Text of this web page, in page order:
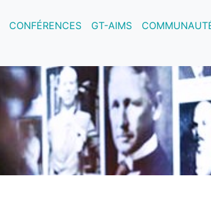
CONFÉRENCES GT-AIMS